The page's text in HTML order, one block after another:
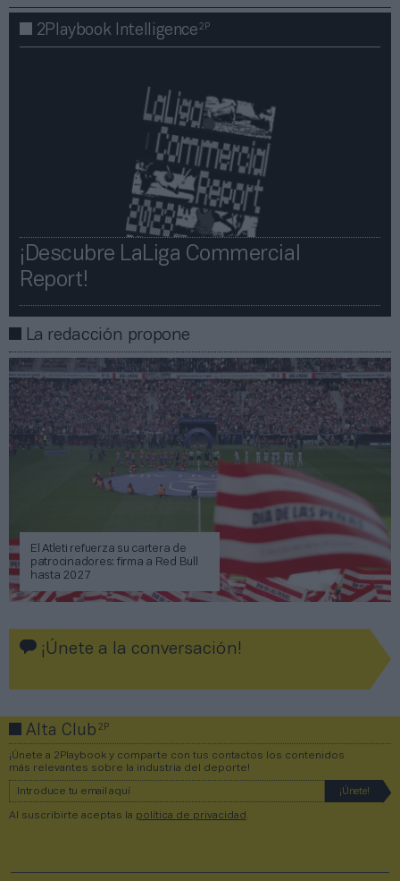
2Playbook Intelligence2P
¡Descubre LaLiga Commercial
Report!​​
La redacción propone
El Atleti refuerza su cartera de
patrocinadores: firma a Red Bull
hasta 2027
¡Únete a la conversación!
Alta Club2P
¡Únete a 2Playbook y comparte con tus contactos los contenidos
más relevantes sobre la industria del deporte!
Al suscribirte aceptas la política de privacidad